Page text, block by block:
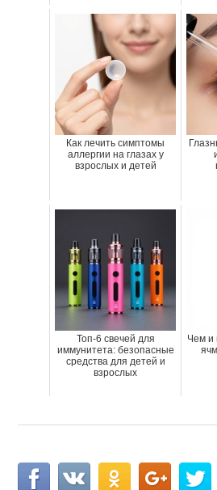
Как лечить симптомы
аллергии на глазах у
взрослых и детей
Топ-6 свечей для
иммунитета: безопасные
средства для детей и
взрослых
Чем и